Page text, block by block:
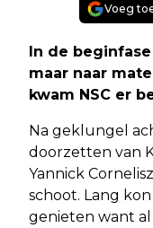
Voeg
In de
maar naar
kwam NSC er
Na geklungel
doorzetten van
Yannick
schoot. Lang
genieten want al